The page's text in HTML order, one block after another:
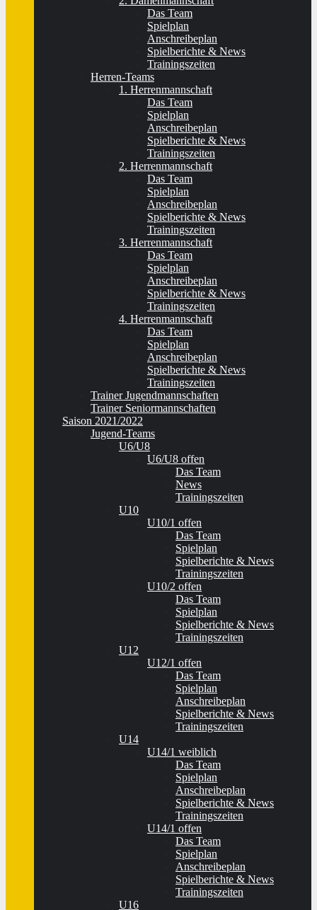
Das Team
Spielplan
Anschreibeplan
Spielberichte & News
Trainingszeiten
Herren-Teams
1. Herrenmannschaft
Das Team
Spielplan
Anschreibeplan
Spielberichte & News
Trainingszeiten
2. Herrenmannschaft
Das Team
Spielplan
Anschreibeplan
Spielberichte & News
Trainingszeiten
3. Herrenmannschaft
Das Team
Spielplan
Anschreibeplan
Spielberichte & News
Trainingszeiten
4. Herrenmannschaft
Das Team
Spielplan
Anschreibeplan
Spielberichte & News
Trainingszeiten
Trainer Jugendmannschaften
Trainer Seniormannschaften
Saison 2021/2022
Jugend-Teams
U6/U8
U6/U8 offen
Das Team
News
Trainingszeiten
U10
U10/1 offen
Das Team
Spielplan
Spielberichte & News
Trainingszeiten
U10/2 offen
Das Team
Spielplan
Spielberichte & News
Trainingszeiten
U12
U12/1 offen
Das Team
Spielplan
Anschreibeplan
Spielberichte & News
Trainingszeiten
U14
U14/1 weiblich
Das Team
Spielplan
Anschreibeplan
Spielberichte & News
Trainingszeiten
U14/1 offen
Das Team
Spielplan
Anschreibeplan
Spielberichte & News
Trainingszeiten
U16